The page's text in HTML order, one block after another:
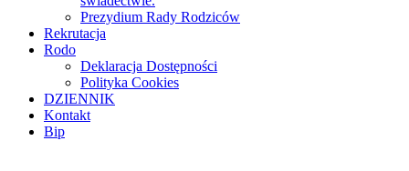
Prezydium Rady Rodziców
Rekrutacja
Rodo
Deklaracja Dostępności
Polityka Cookies
DZIENNIK
Kontakt
Bip